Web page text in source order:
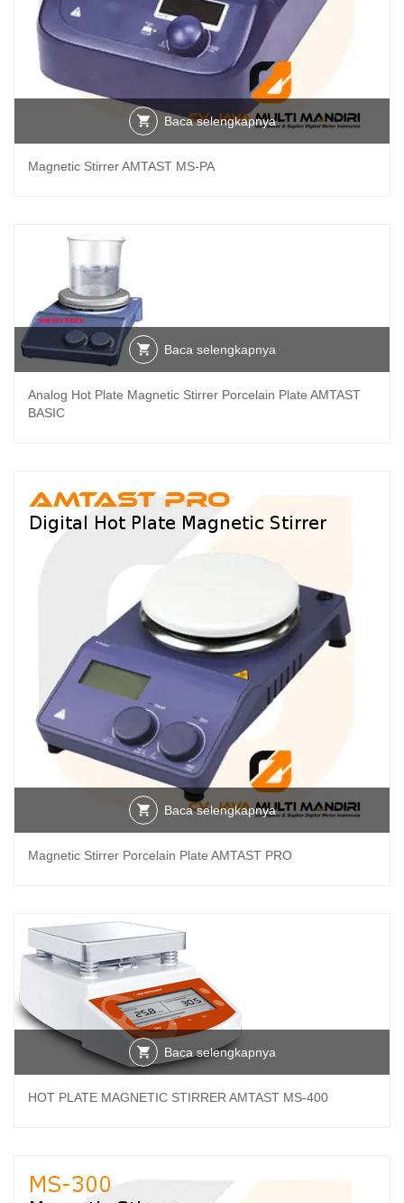
Baca selengkapnya
Magnetic Stirrer AMTAST MS-PA
Baca selengkapnya
Analog Hot Plate Magnetic Stirrer Porcelain Plate AMTAST
BASIC
Baca selengkapnya
Magnetic Stirrer Porcelain Plate AMTAST PRO
Baca selengkapnya
HOT PLATE MAGNETIC STIRRER AMTAST MS-400